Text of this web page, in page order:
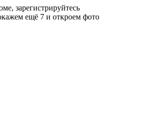
зарегистрируйтесь
ещё 7 и откроем фото